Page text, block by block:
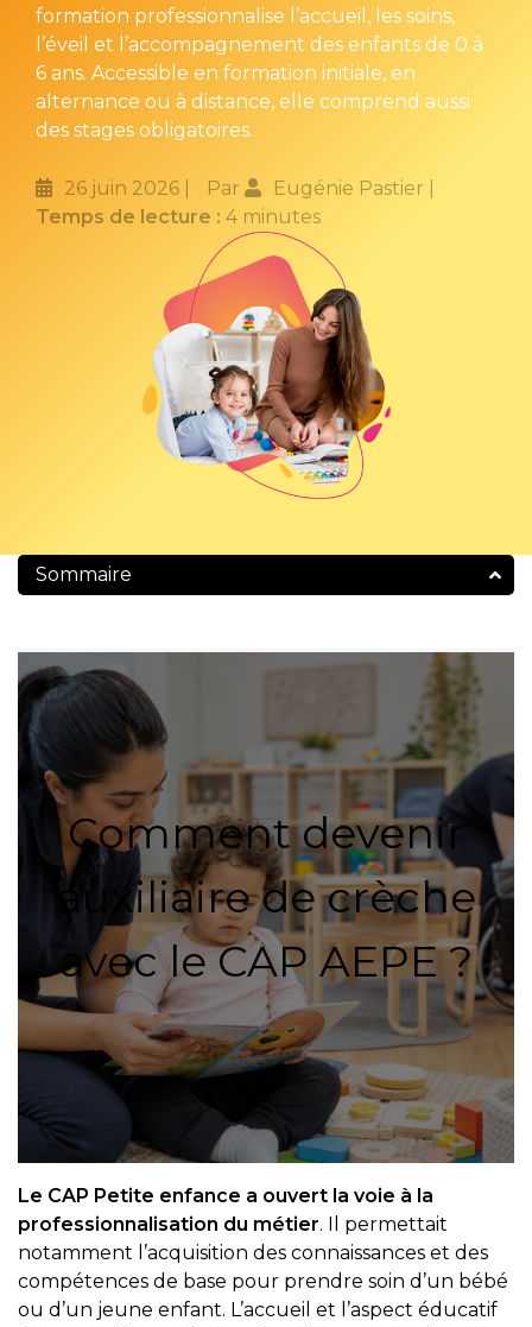
formation professionnalise l’accueil, les soins,
l’éveil et l’accompagnement des enfants de 0 à
6 ans. Accessible en formation initiale, en
alternance ou à distance, elle comprend aussi
des stages obligatoires.
26 juin 2026 Par
Eugénie Pastier
Temps de lecture : 4 minutes
Sommaire
Comment devenir
auxiliaire de crèche
avec le CAP AEPE ?
Le CAP Petite enfance a ouvert la voie à la
professionnalisation du métier. Il permettait
notamment l’acquisition des connaissances et des
compétences de base pour prendre soin d’un bébé
ou d’un jeune enfant. L’accueil et l’aspect éducatif